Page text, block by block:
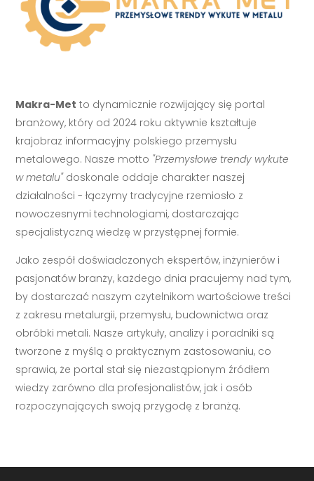
Makra-Met to dynamicznie rozwijający się portal
branżowy, który od 2024 roku aktywnie kształtuje
krajobraz informacyjny polskiego przemysłu
metalowego. Nasze motto "Przemysłowe trendy wykute
w metalu"doskonale oddaje charakter naszej
działalności - łączymy tradycyjne rzemiosło z
nowoczesnymi technologiami, dostarczając
specjalistyczną wiedzę w przystępnej formie.
Jako zespół doświadczonych ekspertów, inżynierów i
pasjonatów branży, każdego dnia pracujemy nad tym,
by dostarczać naszym czytelnikom wartościowe treści
z zakresu metalurgii, przemysłu, budownictwa oraz
obróbki metali. Nasze artykuły, analizy i poradniki są
tworzone z myślą o praktycznym zastosowaniu, co
sprawia, że portal stał się niezastąpionym źródłem
wiedzy zarówno dla profesjonalistów, jak i osób
rozpoczynających swoją przygodę z branżą.